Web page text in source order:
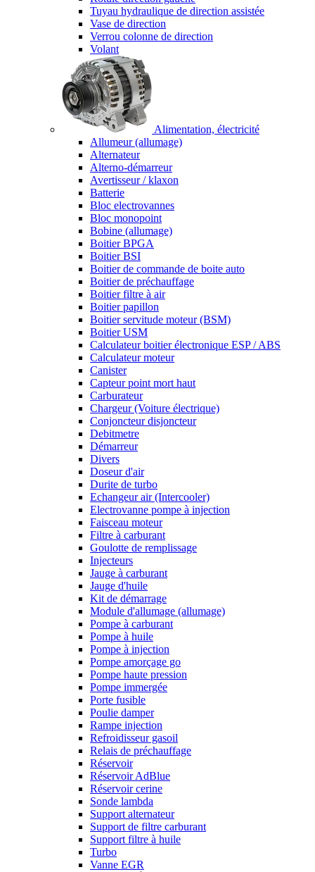
Tuyau hydraulique de direction assistée
Vase de direction
Verrou colonne de direction
Volant
Alimentation, électricité
Allumeur (allumage)
Alternateur
Alterno-démarreur
Avertisseur / klaxon
Batterie
Bloc electrovannes
Bloc monopoint
Bobine (allumage)
Boitier BPGA
Boitier BSI
Boitier de commande de boite auto
Boitier de préchauffage
Boitier filtre à air
Boitier papillon
Boitier servitude moteur (BSM)
Boitier USM
Calculateur boitier électronique ESP / ABS
Calculateur moteur
Canister
Capteur point mort haut
Carburateur
Chargeur (Voiture électrique)
Conjoncteur disjoncteur
Debitmetre
Démarreur
Divers
Doseur d'air
Durite de turbo
Echangeur air (Intercooler)
Electrovanne pompe à injection
Faisceau moteur
Filtre à carburant
Goulotte de remplissage
Injecteurs
Jauge à carburant
Jauge d'huile
Kit de démarrage
Module d'allumage (allumage)
Pompe à carburant
Pompe à huile
Pompe à injection
Pompe amorçage go
Pompe haute pression
Pompe immergée
Porte fusible
Poulie damper
Rampe injection
Refroidisseur gasoil
Relais de préchauffage
Réservoir
Réservoir AdBlue
Réservoir cerine
Sonde lambda
Support alternateur
Support de filtre carburant
Support filtre à huile
Turbo
Vanne EGR